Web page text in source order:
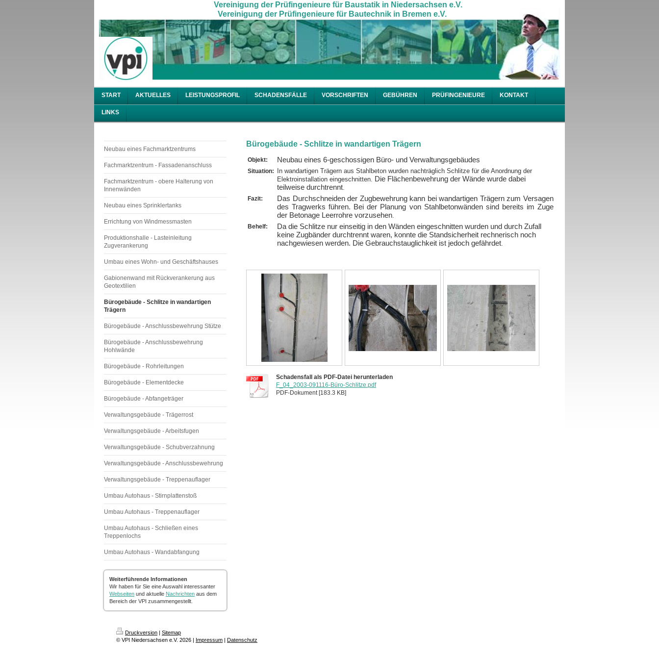
Vereinigung der Prüfingenieure für Baustatik in Niedersachsen e.V.
Vereinigung der Prüfingenieure für Bautechnik in Bremen e.V.
START AKTUELLES LEISTUNGSPROFIL SCHADENSFÄLLE VORSCHRIFTEN GEBÜHREN PRÜFINGENIEURE KONTAKT
LINKS
Neubau eines Fachmarktzentrums
Fachmarktzentrum - Fassadenanschluss
Fachmarktzentrum - obere Halterung von
Innenwänden
Neubau eines Sprinklertanks
Errichtung von Windmessmasten
Produktionshalle - Lasteinleitung
Zugverankerung
Umbau eines Wohn- und Geschäftshauses
Gabionenwand mit Rückverankerung aus
Geotextilien
Bürogebäude - Schlitze in wandartigen
Trägern
Bürogebäude - Anschlussbewehrung Stütze
Bürogebäude - Anschlussbewehrung
Hohlwände
Bürogebäude - Rohrleitungen
Bürogebäude - Elementdecke
Bürogebäude - Abfangeträger
Verwaltungsgebäude - Trägerrost
Verwaltungsgebäude - Arbeitsfugen
Verwaltungsgebäude - Schubverzahnung
Verwaltungsgebäude - Anschlussbewehrung
Verwaltungsgebäude - Treppenauflager
Umbau Autohaus - Stirnplattenstoß
Umbau Autohaus - Treppenauflager
Umbau Autohaus - Schließen eines
Treppenlochs
Umbau Autohaus - Wandabfangung
Weiterführende Informationen
Wir haben für Sie eine Auswahl interessanter
Webseiten und aktuelle Nachrichten aus dem
Bereich der VPI zusammengestellt.
Bürogebäude - Schlitze in wandartigen Trägern
Objekt: Neubau eines 6-geschossigen Büro- und Verwaltungsgebäudes
Situation:
In wandartigen Trägern aus Stahlbeton wurden nachträglich Schlitze für die Anordnung der
Elektroinstallation eingeschnitten. Die Flächenbewehrung der Wände wurde dabei
teilweise durchtrennt.
Fazit:
Das Durchschneiden der Zugbewehrung kann bei wandartigen Trägern zum Versagen
des Tragwerks führen. Bei der Planung von Stahlbetonwänden sind bereits im Zuge
der Betonage Leerrohre vorzusehen.
Behelf:
Da die Schlitze nur einseitig in den Wänden eingeschnitten wurden und durch Zufall
keine Zugbänder durchtrennt waren, konnte die Standsicherheit rechnerisch noch
nachgewiesen werden. Die Gebrauchstauglichkeit ist jedoch gefährdet.
Schadensfall als PDF-Datei herunterladen
F_04_2003-091116-Büro-Schlitze.pdf
PDF-Dokument [183.3 KB]
Druckversion | Sitemap
© VPI Niedersachsen e.V. 2026 | Impressum | Datenschutz